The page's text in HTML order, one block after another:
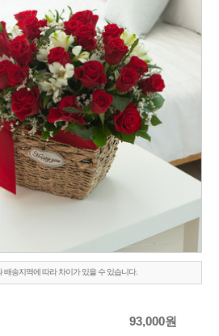
배송지역에 따라 차이가 있을 수 있습니다.
93,000원